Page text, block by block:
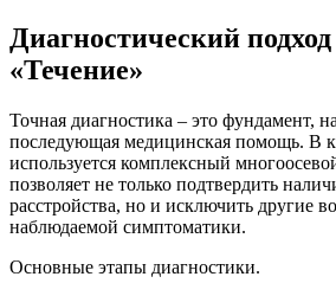
Диагностический
«Течение»
Точная диагностика – это фундамент,
последующая медицинская помощь. В
используется комплексный
позволяет не только подтвердить
расстройства, но и исключить другие
наблюдаемой симптоматики.
Основные этапы диагностики.